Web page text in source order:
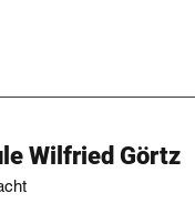
Wilfried Görtz